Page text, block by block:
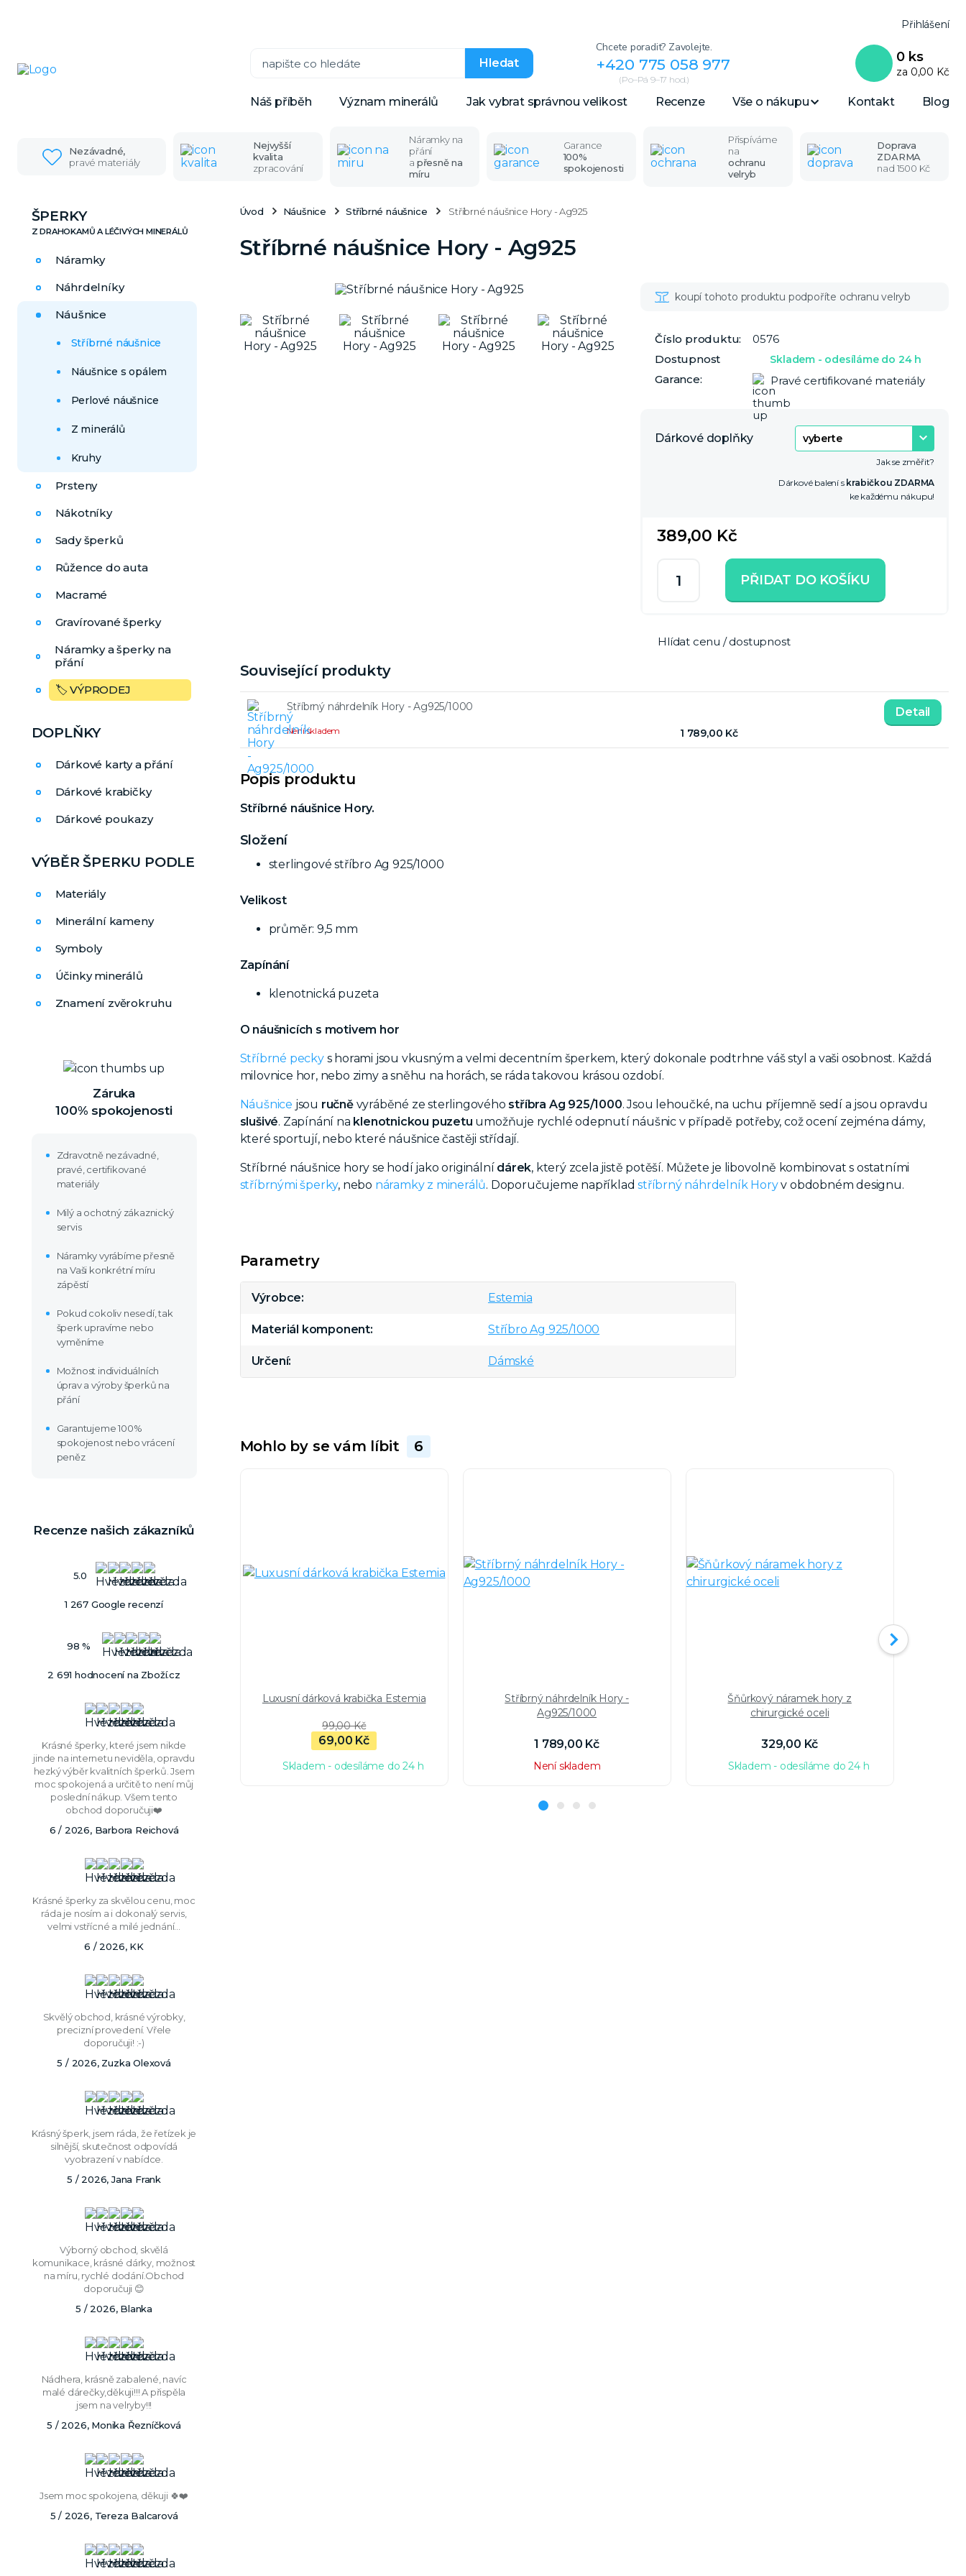
Náš příběh Význam minerálů Jak vybrat správnou velikost Recenze Vše o nákupu Kontakt Blog
Přihlášení
Hledat
Chcete poradit? Zavolejte.
+420 775 058 977
(Po–Pá 9–17 hod.)
0 ks
za 0,00 Kč
Nezávadné,
pravé materiály
Nejvyšší
kvalita
zpracování
Náramky na
přání
a přesně na
míru
Garance
100%
spokojenosti
Přispíváme
na
ochranu
velryb
Doprava
ZDARMA
nad 1500 Kč
ŠPERKY
Náramky
Náhrdelníky
Náušnice
Stříbrné náušnice
Náušnice s opálem
Perlové náušnice
Z minerálů
Kruhy
Prsteny
Nákotníky
Sady šperků
Růžence do auta
Macramé
Gravírované šperky
Náramky a šperky na
přání
🏷️ VÝPRODEJ
DOPLŇKY
Dárkové karty a přání
Dárkové krabičky
Dárkové poukazy
VÝBĚR ŠPERKU PODLE
Materiály
Minerální kameny
Symboly
Účinky minerálů
Znamení zvěrokruhu
Záruka
100% spokojenosti
Zdravotně nezávadné,
pravé, certifikované
materiály
Milý a ochotný zákaznický
servis
Náramky vyrábíme přesně
na Vaši konkrétní míru
zápěstí
Pokud cokoliv nesedí, tak
šperk upravíme nebo
vyměníme
Možnost individuálních
úprav a výroby šperků na
přání
Garantujeme 100%
spokojenost nebo vrácení
peněz
Recenze našich zákazníků
5.0
1 267 Google recenzí
98 %
2 691 hodnocení na Zboží.cz
Krásné šperky, které jsem nikde
jinde na internetu neviděla, opravdu
hezký výběr kvalitních šperků. Jsem
moc spokojená a určitě to není můj
poslední nákup. Všem tento
obchod doporučuji❤️
6 / 2026, Barbora Reichová
Krásné šperky za skvělou cenu, moc
ráda je nosím a i dokonalý servis,
velmi vstřícné a milé jednání...
6 / 2026, KK
Skvělý obchod, krásné výrobky,
precizní provedení. Vřele
doporučuji! :-)
5 / 2026, Zuzka Olexová
Krásný šperk, jsem ráda, že řetízek je
silnější, skutečnost odpovídá
vyobrazení v nabídce.
5 / 2026, Jana Frank
Výborný obchod, skvělá
komunikace, krásné dárky, možnost
na míru, rychlé dodání.Obchod
doporučuji 😊
5 / 2026, Blanka
Nádhera, krásně zabalené, navíc
malé dárečky,děkuji!!! A přispěla
jsem na velryby!!!
5 / 2026, Monika Řezníčková
Jsem moc spokojena, děkuji 🍀❤️
5 / 2026, Tereza Balcarová
Úvod Náušnice Stříbrné náušnice Stříbrné náušnice Hory - Ag925
Stříbrné náušnice Hory - Ag925
Číslo produktu:
0576
Dostupnost
Skladem - odesíláme do 24 h
Garance: Pravé certifikované materiály
Dárkové doplňky
Jak se změřit?
Dárkové balení s krabičkou ZDARMA
ke každému nákupu!
389,00 Kč
PŘIDAT DO KOŠÍKU
Hlídat cenu / dostupnost
Související produkty
Stříbrný náhrdelník Hory - Ag925/1000
1 789,00 Kč
Není skladem
Detail
Popis produktu
Stříbrné náušnice Hory.
Složení
sterlingové stříbro Ag 925/1000
Velikost
průměr: 9,5 mm
Zapínání
klenotnická puzeta
O náušnicích s motivem hor
Stříbrné peckys horami jsou vkusným a velmi decentním šperkem, který dokonale podtrhne váš styl a vaši osobnost. Každá
milovnice hor, nebo zimy a sněhu na horách, se ráda takovou krásou ozdobí.
Náušnice jsou ručněvyráběné ze sterlingového stříbra Ag 925/1000. Jsou lehoučké, na uchu příjemně sedí a jsou opravdu
slušivé. Zapínání na klenotnickou puzetu umožňuje rychlé odepnutí náušnic v případě potřeby, což ocení zejména dámy,
které sportují, nebo které náušnice častěji střídají.
Stříbrné náušnice hory se hodí jako originální dárek, který zcela jistě potěší. Můžete je libovolně kombinovat s ostatními
stříbrnými šperky, nebo náramky z minerálů. Doporučujeme napříkladstříbrný náhrdelník Horyv obdobném designu.
Parametry
Výrobce Estemia
Materiál komponent Stříbro Ag 925/1000
Určení Dámské
Mohlo by se vám líbit 6
Luxusní dárková krabička Estemia
99,00 Kč
69,00 Kč
Skladem - odesíláme do 24 h
Stříbrný náhrdelník Hory -
Ag925/1000
1 789,00 Kč
Není skladem
Šňůrkový náramek hory z
chirurgické oceli
329,00 Kč
Skladem - odesíláme do 24 h